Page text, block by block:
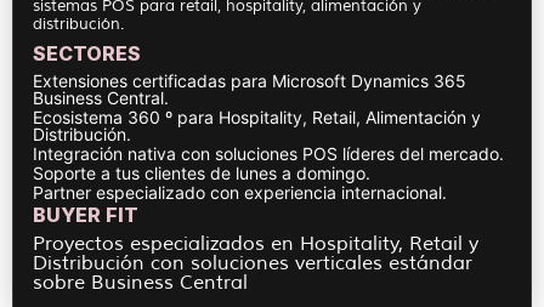
sistemas POS para retail, hospitality, alimentación y
distribución.
SECTORES
Extensiones certificadas para Microsoft Dynamics 365
Business Central.
Ecosistema 360 º para Hospitality, Retail, Alimentación y
Distribución.
Integración nativa con soluciones POS líderes del mercado.
Soporte a tus clientes de lunes a domingo.
Partner especializado con experiencia internacional.
BUYER FIT
Proyectos especializados en Hospitality, Retail y
Distribución con soluciones verticales estándar
sobre Business Central